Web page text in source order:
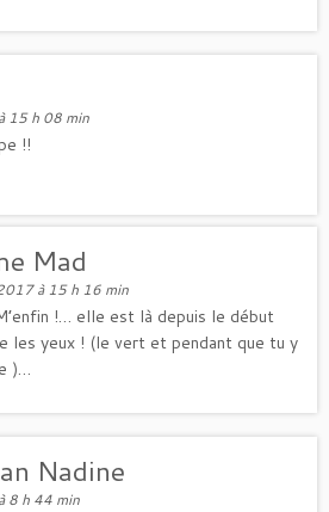
15 h 08 min
!!
Mad
à 15 h 16 min
!… elle est là depuis le début
les yeux ! (le vert et pendant que tu y
)…
Nadine
8 h 44 min